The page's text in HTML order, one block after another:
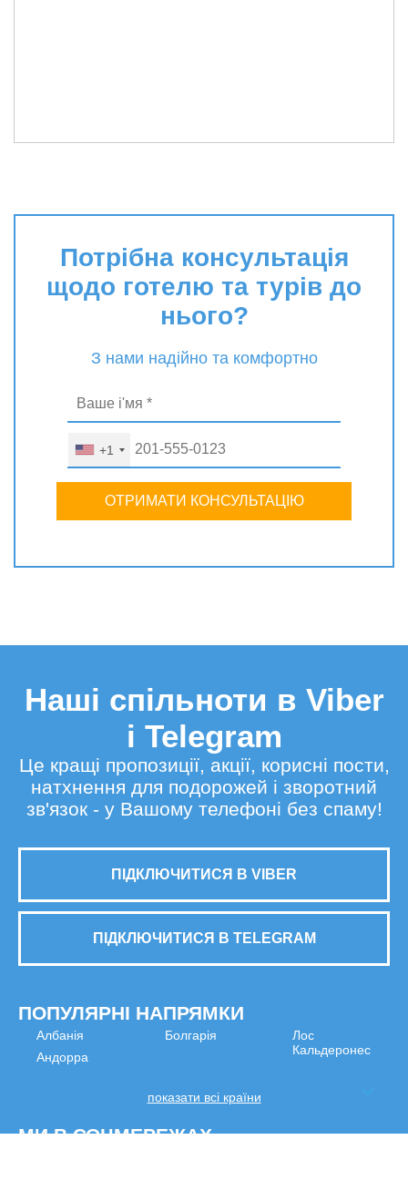
Потрібна консультація
щодо готелю та турів до
нього?
З нами надійно та комфортно
+1
ОТРИМАТИ КОНСУЛЬТАЦІЮ
Наші спільноти в Viber
і Telegram
Це кращі пропозиції, акції, корисні пости,
натхнення для подорожей і зворотний
зв'язок - у Вашому телефоні без спаму!
ПІДКЛЮЧИТИСЯ В VIBER
ПІДКЛЮЧИТИСЯ В TELEGRAM
ПОПУЛЯРНІ НАПРЯМКИ
Албанія
Андорра
Болгарія
Лос
Кальдеронес
показати всі країни
МИ В СОЦМЕРЕЖАХ